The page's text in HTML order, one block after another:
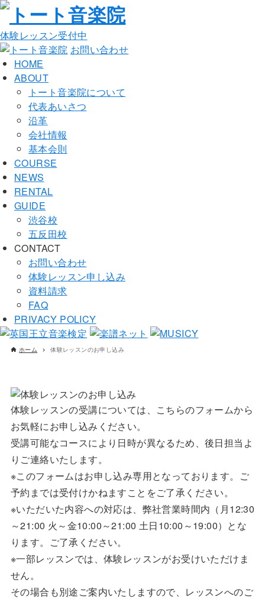
体験レッスン受付中
お問い合わせ
HOME
ABOUT
トート音楽院について
代表あいさつ
沿革
会社情報
基本会則
COURSE
NEWS
RENTAL
GUIDE
渋谷校
五反田校
CONTACT
お問い合わせ
体験レッスン申し込み
資料請求
FAQ
PRIVACY POLICY
ホーム 体験レッスンのお申し込み
体験レッスンの受講については、こちらのフォームから
お気軽にお申し込みください。
受講可能なコースにより日時が異なるため、後日担当よ
りご連絡いたします。
※このフォームはお申し込み専用となっております。ご
予約までは受付けかねますことをご了承ください。
※いただいた内容への対応は、弊社営業時間内（月12:30
～21:00 火～金10:00～21:00 土日10:00～19:00）とな
ります。ご了承ください。
※一部レッスンでは、体験レッスンがお受けいただけま
せん。
その場合も別途ご案内いたしますので、レッスンへのご